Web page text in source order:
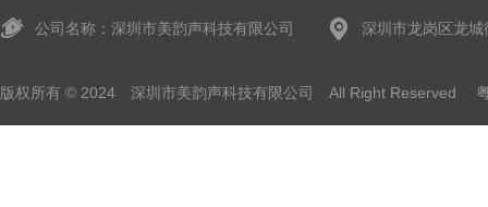
公司名称：深圳市美韵声科技有限公司 深圳市龙岗区龙
版权所有 © 2024 深圳市美韵声科技有限公司 All Right Reserved